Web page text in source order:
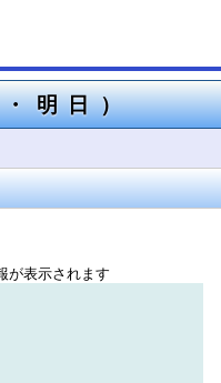
明日）
が表示されます